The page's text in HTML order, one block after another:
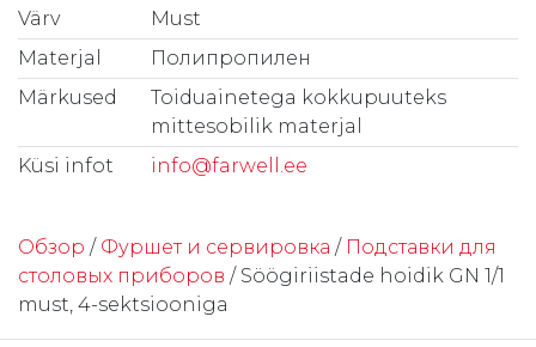
Värv
Must
Materjal
Полипропилен
Märkused
Toiduainetega kokkupuuteks
mittesobilik materjal
Küsi infot
info@farwell.ee
Обзор / Фуршет и сервировка / Подставки для
столовых приборов / Söögiriistade hoidik GN 1/1
must, 4-sektsiooniga